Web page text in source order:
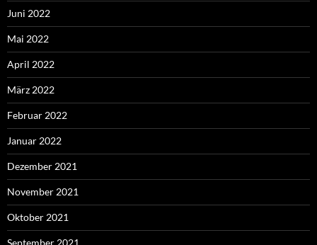
Juni 2022
Mai 2022
April 2022
März 2022
Februar 2022
Januar 2022
Dezember 2021
November 2021
Oktober 2021
September 2021